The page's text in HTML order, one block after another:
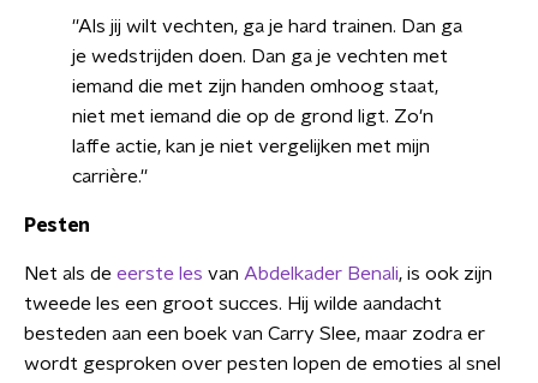
''Als jij wilt vechten, ga je hard trainen. Dan ga
je wedstrijden doen. Dan ga je vechten met
iemand die met zijn handen omhoog staat,
niet met iemand die op de grond ligt. Zo'n
laffe actie, kan je niet vergelijken met mijn
carrière.''
Pesten
Net als de eerste les van Abdelkader Benali, is ook zijn
tweede les een groot succes. Hij wilde aandacht
besteden aan een boek van Carry Slee, maar zodra er
wordt gesproken over pesten lopen de emoties al snel